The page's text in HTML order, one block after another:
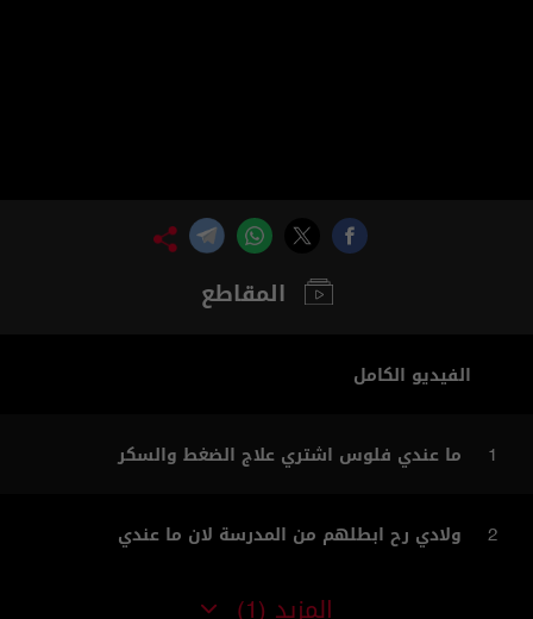
المقاطع
الفيديو الكامل
1 ما عندي فلوس اشتري علاج الضغط والسكر
2 ولادي رح ابطلهم من المدرسة لان ما عندي
المزيد (1)